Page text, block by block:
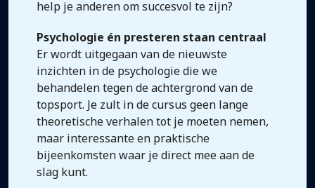
help je anderen om succesvol te zijn?
Psychologie én presteren staan centraal
Er wordt uitgegaan van de nieuwste
inzichten in de psychologie die we
behandelen tegen de achtergrond van de
topsport. Je zult in de cursus geen lange
theoretische verhalen tot je moeten nemen,
maar interessante en praktische
bijeenkomsten waar je direct mee aan de
slag kunt.